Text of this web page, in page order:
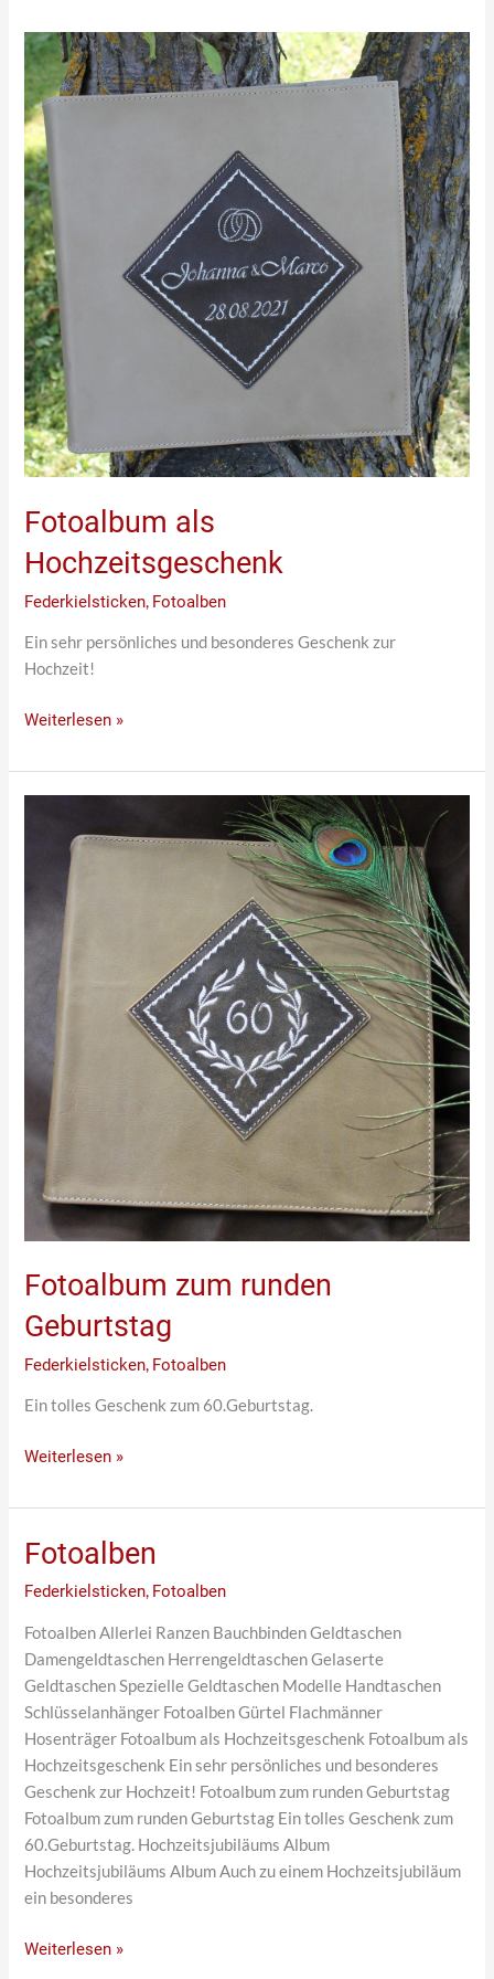
Fotoalbum als
Hochzeitsgeschenk
Federkielsticken, Fotoalben
Ein sehr persönliches und besonderes Geschenk zur
Hochzeit!
Fotoalbum
als
Hochzeitsgeschenk
Weiterlesen »
Fotoalbum zum runden
Geburtstag
Federkielsticken, Fotoalben
Ein tolles Geschenk zum 60.Geburtstag.
runden
Geburtstag
Weiterlesen »
Fotoalben
Federkielsticken, Fotoalben
Fotoalben Allerlei Ranzen Bauchbinden Geldtaschen
Damengeldtaschen Herrengeldtaschen Gelaserte
Geldtaschen Spezielle Geldtaschen Modelle Handtaschen
Schlüsselanhänger Fotoalben Gürtel Flachmänner
Hosenträger Fotoalbum als Hochzeitsgeschenk Fotoalbum als
Hochzeitsgeschenk Ein sehr persönliches und besonderes
Geschenk zur Hochzeit! Fotoalbum zum runden Geburtstag
Fotoalbum zum runden Geburtstag Ein tolles Geschenk zum
60.Geburtstag. Hochzeitsjubiläums Album
Hochzeitsjubiläums Album Auch zu einem Hochzeitsjubiläum
ein besonderes
Fotoalben
Weiterlesen »